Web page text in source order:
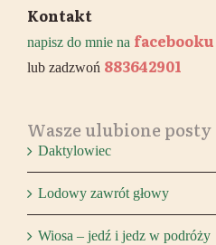
Kontakt
napisz do mnie na facebooku
lub zadzwoń 883642901
Wasze ulubione posty
Daktylowiec
Lodowy zawrót głowy
Wiosa – jedź i jedz w podróży